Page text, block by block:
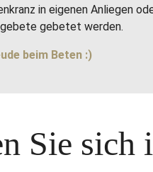
in eigenen Anliegen
gebetet werden.
beim Beten :)
Sie sich